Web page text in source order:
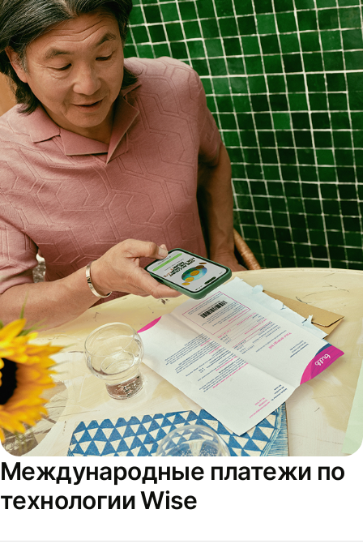
Международные платежи по
технологии Wise